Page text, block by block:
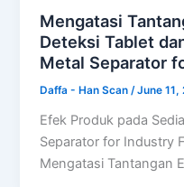
Mengatasi
Deteksi Tablet
Metal Separator
Daffa - Han Scan/June 11,
Efek Produk pada
Separator for Industry
Mengatasi Tantangan